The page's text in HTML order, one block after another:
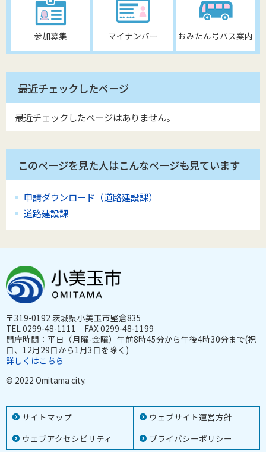
参加募集 マイナンバー おみたん号バス案内
最近チェックしたページ
最近チェックしたページはありません。
このページを見た人はこんなページも見ています
申請ダウンロード（道路建設課）
道路建設課
サイトマップ
ウェブサイト運営方針
ウェブアクセシビリティ
プライバシーポリシー
〒319-0192 茨城県小美玉市堅倉835
TEL 0299-48-1111 FAX 0299-48-1199
開庁時間：平日（月曜-金曜）午前8時45分から午後4時30分まで(祝
日、12月29日から1月3日を除く)
詳しくはこちら
© 2022 Omitama city.